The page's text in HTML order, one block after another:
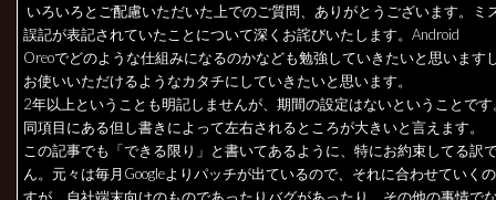
いろいろとご配慮いただいた上でのご質問、ありがとうございます。ミ
誤記が表記されていたことについて深くお詫びいたします。Android
Oreoでどのような仕組みになるのかなども勉強していきたいと思います
お使いいただけるようなカタチにしていきたいと思います。
2年以上ということも明記しませんが、期間の設定はないということで
同項目にある但し書きによって左右されるところが大きいと言えます。
この記事でも「できる限り」と書いてあるように、特にお約束してる訳
ん。元々は毎月Googleよりパッチが出ているので、それに合わせていく